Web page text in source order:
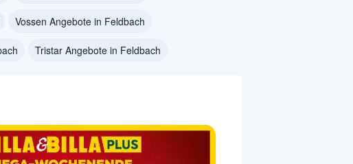
Vossen Angebote in Feldbach
Tristar Angebote in Feldbach